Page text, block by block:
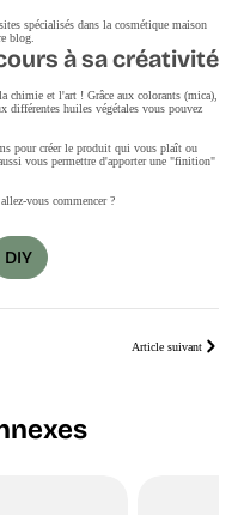
spécialisés dans la cosmétique maison
blog.
à sa créativité
chimie et l'art ! Grâce aux colorants (mica),
différentes huiles végétales vous pouvez
pour créer le produit qui vous plaît ou
vous permettre d'apporter une "finition"
vous commencer ?
DIY
Article suivant